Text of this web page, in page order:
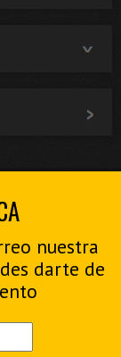
nuestra
darte de